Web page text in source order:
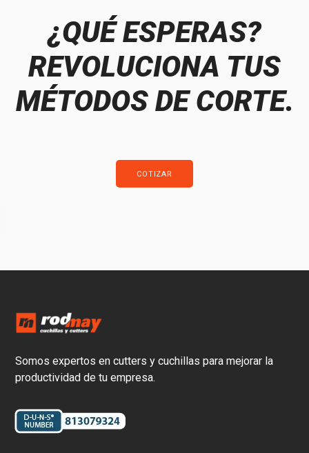
¿QUÉ ESPERAS?
REVOLUCIONA TUS
MÉTODOS DE CORTE.
COTIZAR
Somos expertos en cutters y cuchillas para mejorar la
productividad de tu empresa.